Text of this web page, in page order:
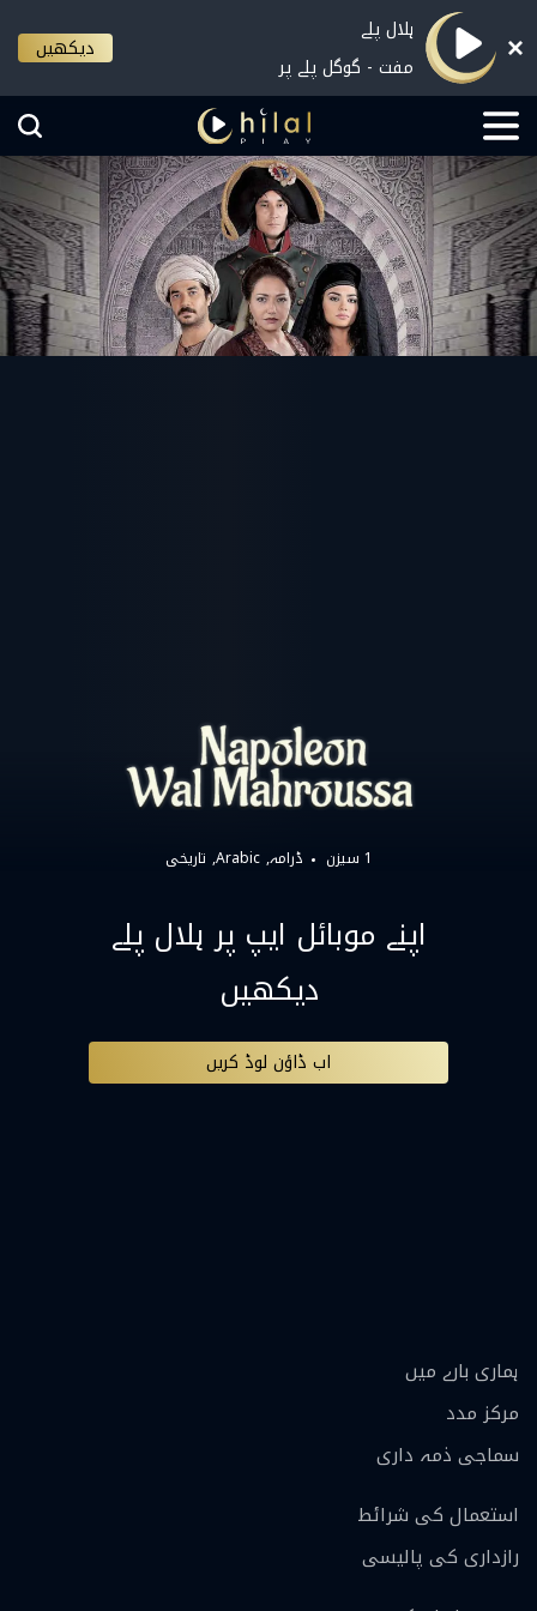
ہلال پلے
مفت - گوگل پلے پر
دیکھیں
1 سیزن ڈرامہ Arabic تاریخی
اپنے موبائل ایپ پر ہلال پلے
دیکھیں
اب ڈاؤن لوڈ کریں
ہماری بارے ميں
مرکز مدد
سماجی ذمہ داری
استعمال کی شرائط
رازداری کی پالیسی